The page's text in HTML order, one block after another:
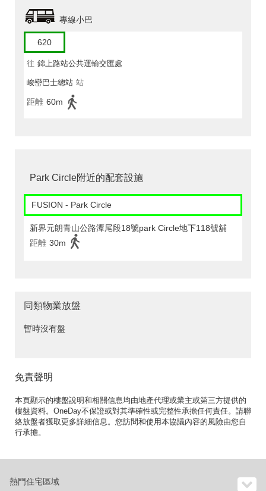
專線小巴
620
往 錦上路站公共運輸交匯處
峻巒巴士總站 站
距離 60m
Park Circle附近的配套設施
FUSION - Park Circle
新界元朗青山公路潭尾段18號park Circle地下118號舖
距離 30m
同類物業放盤
暫時沒有盤
免責聲明
本頁顯示的樓盤說明和相關信息均由地產代理或業主或第三方提供的
樓盤資料。OneDay不保證或對其準確性或完整性承擔任何責任。請聯
絡放盤者獲取更多詳細信息。您訪問和使用本協議內容的風險由您自
行承擔。
熱門住宅區域